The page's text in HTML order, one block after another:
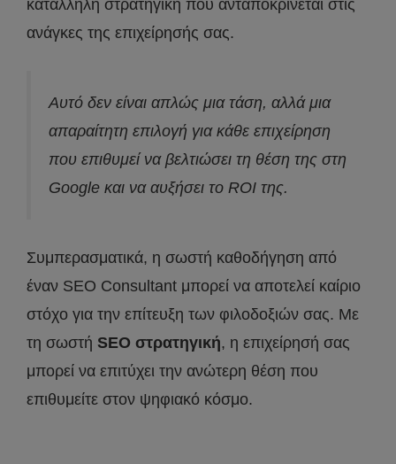
κατάλληλη στρατηγική που ανταποκρίνεται στις
ανάγκες της επιχείρησής σας.
Αυτό δεν είναι απλώς μια τάση, αλλά μια
απαραίτητη επιλογή για κάθε επιχείρηση
που επιθυμεί να βελτιώσει τη θέση της στη
Google και να αυξήσει το ROI της.
Συμπερασματικά, η σωστή καθοδήγηση από
έναν SEO Consultant μπορεί να αποτελεί καίριο
στόχο για την επίτευξη των φιλοδοξιών σας. Με
τη σωστή SEO στρατηγική, η επιχείρησή σας
μπορεί να επιτύχει την ανώτερη θέση που
επιθυμείτε στον ψηφιακό κόσμο.